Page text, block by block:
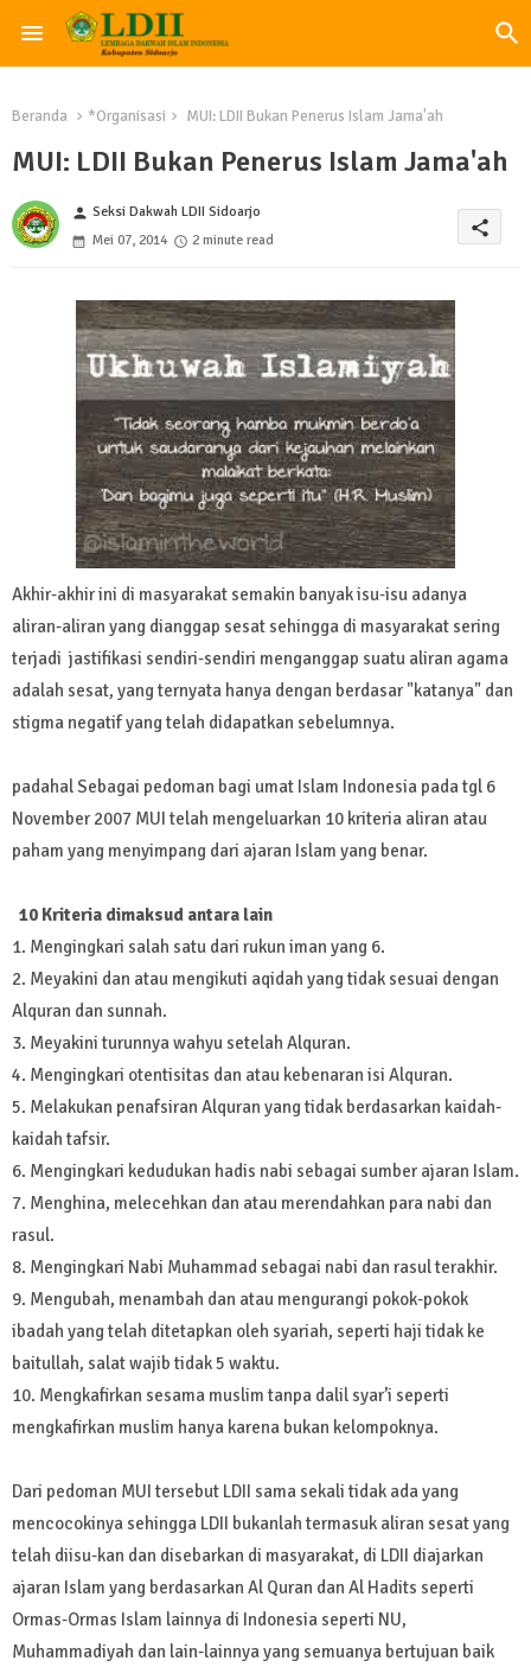
Beranda *Organisasi MUI: LDII Bukan Penerus Islam Jama'ah
MUI: LDII Bukan Penerus Islam Jama'ah
person Seksi Dakwah LDII Sidoarjo
Mei 07, 2014
2 minute read
share
Akhir-akhir ini di masyarakat semakin banyak isu-isu adanya
aliran-aliran yang dianggap sesat sehingga di masyarakat sering
terjadi jastifikasi sendiri-sendiri menganggap suatu aliran agama
adalah sesat, yang ternyata hanya dengan berdasar "katanya" dan
stigma negatif yang telah didapatkan sebelumnya.
padahal Sebagai pedoman bagi umat Islam Indonesia pada tgl 6
November 2007 MUI telah mengeluarkan 10 kriteria aliran atau
paham yang menyimpang dari ajaran Islam yang benar.
10 Kriteria dimaksud antara lain
1. Mengingkari salah satu dari rukun iman yang 6.
2. Meyakini dan atau mengikuti aqidah yang tidak sesuai dengan
Alquran dan sunnah.
3. Meyakini turunnya wahyu setelah Alquran.
4. Mengingkari otentisitas dan atau kebenaran isi Alquran.
5. Melakukan penafsiran Alquran yang tidak berdasarkan kaidah-
kaidah tafsir.
6. Mengingkari kedudukan hadis nabi sebagai sumber ajaran Islam.
7. Menghina, melecehkan dan atau merendahkan para nabi dan
rasul.
8. Mengingkari Nabi Muhammad sebagai nabi dan rasul terakhir.
9. Mengubah, menambah dan atau mengurangi pokok-pokok
ibadah yang telah ditetapkan oleh syariah, seperti haji tidak ke
baitullah, salat wajib tidak 5 waktu.
10. Mengkafirkan sesama muslim tanpa dalil syar’i seperti
mengkafirkan muslim hanya karena bukan kelompoknya.
Dari pedoman MUI tersebut LDII sama sekali tidak ada yang
mencocokinya sehingga LDII bukanlah termasuk aliran sesat yang
telah diisu-kan dan disebarkan di masyarakat, di LDII diajarkan
ajaran Islam yang berdasarkan Al Quran dan Al Hadits seperti
Ormas-Ormas Islam lainnya di Indonesia seperti NU,
Muhammadiyah dan lain-lainnya yang semuanya bertujuan baik